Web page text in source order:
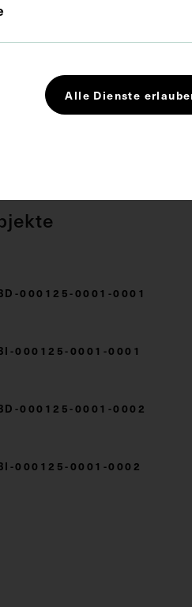
CC BY-NC-SA 4.0
000125-0001-0001
000125-0001-0001
000125-0001-0002
000125-0001-0002
Alle Dienste